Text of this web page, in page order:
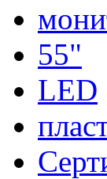
55"
LED